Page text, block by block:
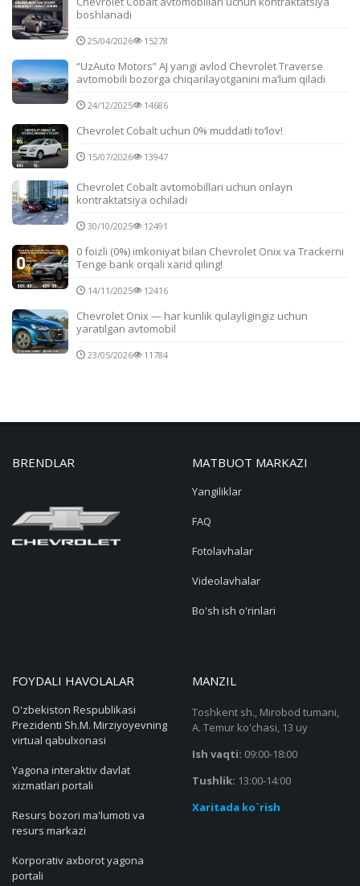
boshlanadi
25/04/2026 15278
“UzAuto Motors” AJ yangi avlod Chevrolet Traverse
avtomobili bozorga chiqarilayotganini ma’lum qiladi
24/12/2025 14686
Chevrolet Cobalt uchun 0% muddatli to‘lov!
15/07/2026 13947
Chevrolet Cobalt avtomobillari uchun onlayn
kontraktatsiya ochiladi
30/10/2025 12491
0 foizli (0%) imkoniyat bilan Chevrolet Onix va Trackerni
Tenge bank orqali xarid qiling!
14/11/2025 12416
Chevrolet Onix — har kunlik qulayligingiz uchun
yaratilgan avtomobil
23/05/2026 11784
BRENDLAR MATBUOT MARKAZI
Yangiliklar
FAQ
Fotolavhalar
Videolavhalar
Bo'sh ish o'rinlari
FOYDALI HAVOLALAR
O'zbekiston Respublikasi
Prezidenti Sh.M. Mirziyoyevning
virtual qabulxonasi
Yagona interaktiv davlat
xizmatlari portali
Resurs bozori ma'lumoti va
resurs markazi
Korporativ axborot yagona
portali
MANZIL
Toshkent sh., Mirobod tumani,
A. Temur ko'chasi, 13 uy
Ish vaqti: 09:00-18:00
Tushlik: 13:00-14:00
Xaritada ko`rish